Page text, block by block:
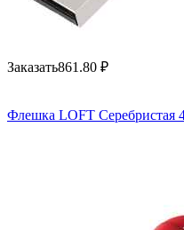
Заказать861.80 ₽
Флешка LOFT Серебристая